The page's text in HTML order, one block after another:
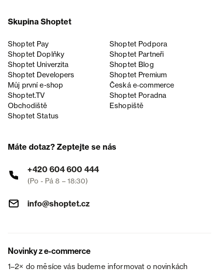
Skupina Shoptet
Shoptet Pay
Shoptet Podpora
Shoptet Doplňky
Shoptet Partneři
Shoptet Univerzita
Shoptet Blog
Shoptet Developers
Shoptet Premium
Můj první e-shop
Česká e‑commerce
Shoptet.TV
Shoptet Poradna
Obchodiště
Eshopiště
Shoptet Status
Máte dotaz? Zeptejte se nás
+420 604 600 444
(Po - Pá 8 – 18:30)
info@shoptet.cz
Novinky z e-commerce
1–2× do měsíce vás budeme informovat o novinkách